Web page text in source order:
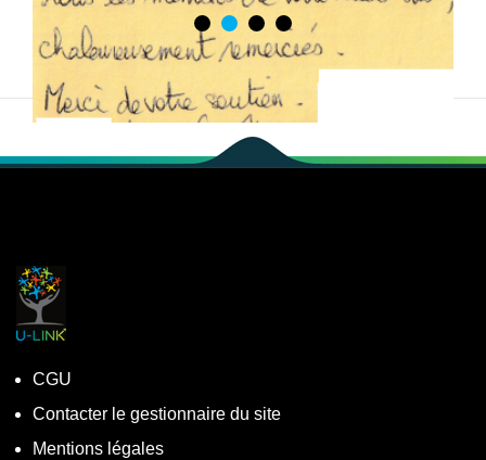
CGU
Contacter le gestionnaire du site
Mentions légales